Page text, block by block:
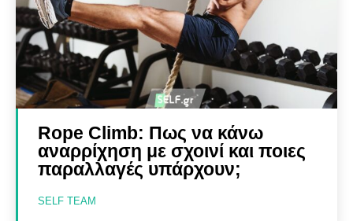
Rope Climb: Πως να κάνω
αναρρίχηση με σχοινί και ποιες
παραλλαγές υπάρχουν;
SELF TEAM